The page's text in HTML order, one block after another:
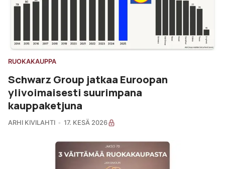
RUOKAKAUPPA
Schwarz Group jatkaa Euroopan
ylivoimaisesti suurimpana
kauppaketjuna
ARHI KIVILAHTI 17. KESÄ 2026